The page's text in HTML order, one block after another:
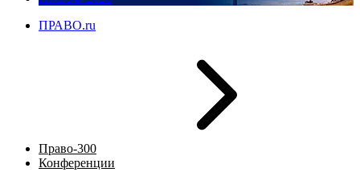
ПРАВО.ru
Право-300
Конференции